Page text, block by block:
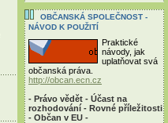
OBČANSKÁ SPOLEČNOST -
NÁVOD K POUŽITÍ
Praktické
návody, jak
uplatňovat svá
občanská práva.
http://obcan.ecn.cz
- Právo vědět - Účast na
rozhodování - Rovné příležitosti
- Občan v EU -